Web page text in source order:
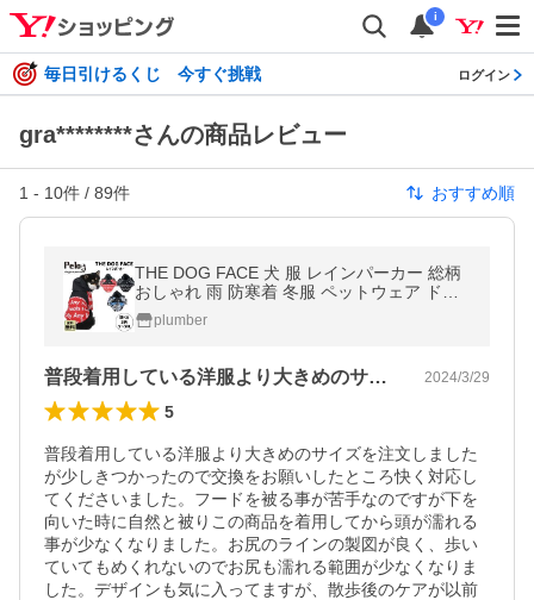
i
毎日引けるくじ 今すぐ挑戦 ログイン
gra********さんの商品レビュー
1 - 10件 / 89件 おすすめ順
THE DOG FACE 犬 服 レインパーカー 総柄
おしゃれ 雨 防寒着 冬服 ペットウェア ドッ
グウェア 小型犬 中型犬
plumber
普段着用している洋服より大きめのサイズ… 2024/3/29
5
普段着用している洋服より大きめのサイズを注文しました
が少しきつかったので交換をお願いしたところ快く対応し
てくださいました。フードを被る事が苦手なのですが下を
向いた時に自然と被りこの商品を着用してから頭が濡れる
事が少なくなりました。お尻のラインの製図が良く、歩い
ていてもめくれないのでお尻も濡れる範囲が少なくなりま
した。デザインも気に入ってますが、散歩後のケアが以前